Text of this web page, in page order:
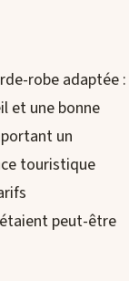
robe adaptée :
et une bonne
un
touristique
peut-être